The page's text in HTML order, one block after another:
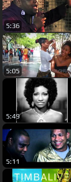
5:36
5:05
5:49
5:11